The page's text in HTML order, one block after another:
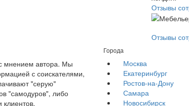
Отзывы
Отзывы
мнением автора. Мы
с соискателями,
"серую"
"самодуров", либо
Города
Москва
Екатеринбург
Ростов-на-Дону
Самара
Новосибирск